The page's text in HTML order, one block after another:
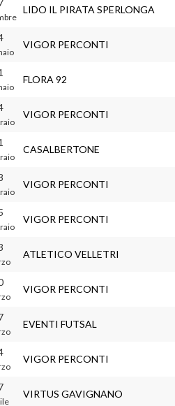
LIDO IL PIRATA SPERLONGA
VIGOR PERCONTI
FLORA 92
VIGOR PERCONTI
CASALBERTONE
VIGOR PERCONTI
VIGOR PERCONTI
ATLETICO VELLETRI
VIGOR PERCONTI
EVENTI FUTSAL
VIGOR PERCONTI
VIRTUS GAVIGNANO